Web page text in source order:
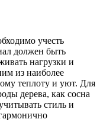
учесть
должен быть
нагрузки и
из наиболее
теплоту и уют. Для
дерева, как сосна
стиль и